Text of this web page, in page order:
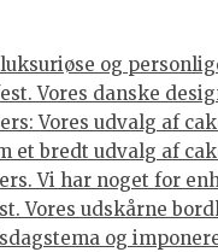
og
Vores danske
Vores udvalg af
et bredt udvalg af
Vi har noget for
Vores udskårne
og